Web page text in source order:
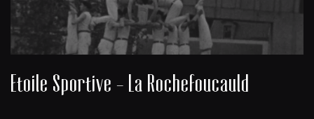
Etoile Sportive - La Rochefoucauld